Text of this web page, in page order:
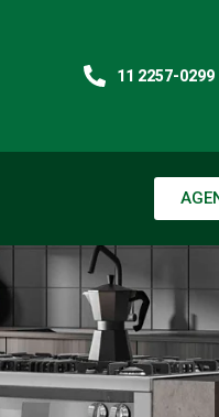
11 2257-0299